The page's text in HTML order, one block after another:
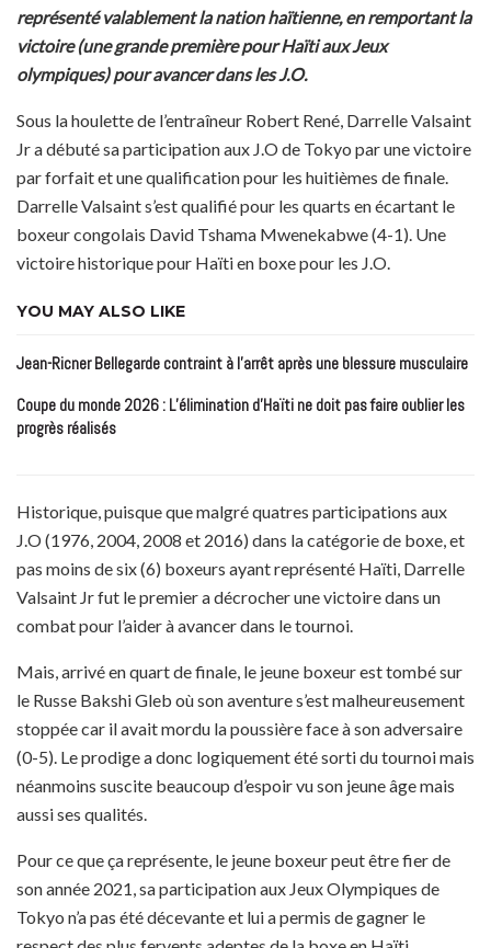
représenté valablement la nation haïtienne, en remportant la
victoire (une grande première pour Haïti aux Jeux
olympiques) pour avancer dans les J.O.
Sous la houlette de l’entraîneur Robert René, Darrelle Valsaint
Jr a débuté sa participation aux J.O de Tokyo par une victoire
par forfait et une qualification pour les huitièmes de finale.
Darrelle Valsaint s’est qualifié pour les quarts en écartant le
boxeur congolais David Tshama Mwenekabwe (4-1). Une
victoire historique pour Haïti en boxe pour les J.O.
YOU MAY ALSO LIKE
Jean-Ricner Bellegarde contraint à l’arrêt après une blessure musculaire
Coupe du monde 2026 : L’élimination d’Haïti ne doit pas faire oublier les
progrès réalisés
Historique, puisque que malgré quatres participations aux
J.O (1976, 2004, 2008 et 2016) dans la catégorie de boxe, et
pas moins de six (6) boxeurs ayant représenté Haïti, Darrelle
Valsaint Jr fut le premier a décrocher une victoire dans un
combat pour l’aider à avancer dans le tournoi.
Mais, arrivé en quart de finale, le jeune boxeur est tombé sur
le Russe Bakshi Gleb où son aventure s’est malheureusement
stoppée car il avait mordu la poussière face à son adversaire
(0-5). Le prodige a donc logiquement été sorti du tournoi mais
néanmoins suscite beaucoup d’espoir vu son jeune âge mais
aussi ses qualités.
Pour ce que ça représente, le jeune boxeur peut être fier de
son année 2021, sa participation aux Jeux Olympiques de
Tokyo n’a pas été décevante et lui a permis de gagner le